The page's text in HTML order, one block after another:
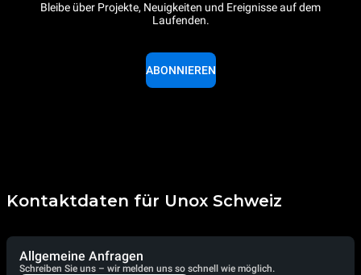
Bleibe über Projekte, Neuigkeiten und Ereignisse auf dem
Laufenden.
ABONNIEREN
Kontaktdaten für Unox Schweiz
Allgemeine Anfragen
Schreiben Sie uns – wir melden uns so schnell wie möglich.